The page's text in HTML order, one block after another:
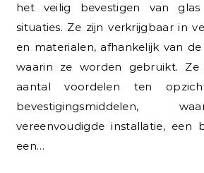
het veilig bevestigen van
situaties. Ze zijn verkrijgbaar in
en materialen, afhankelijk van
waarin ze worden gebruikt.
aantal voordelen ten
bevestigingsmiddelen,
vereenvoudigde installatie, een
een…